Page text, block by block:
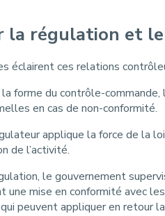
la régulation et
éclairent ces relations
forme du contrôle-
en cas de non-conformité.
applique la force de la
de l’activité.
le gouvernement
une mise en conformité avec
peuvent appliquer en retour